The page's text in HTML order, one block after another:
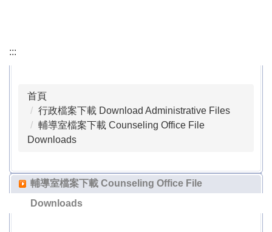
公職人員利益衝突迴避專區 Conflict of Interest
Avoidance Section for Public Officials
正常教學專區 Normalized Education Section
campus Personnel Assisting with Teaching or
Activities
:::
首頁
行政檔案下載 Download Administrative Files
輔導室檔案下載 Counseling Office File
Downloads
輔導室檔案下載 Counseling Office File
Downloads